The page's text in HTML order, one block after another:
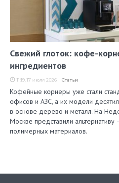
Свежий глоток: кофе-
ингредиентов
11:19, 17 июля 2026 Статьи
Кофейные корнеры уже стали
офисов и АЗС, а их модели
в основе дерево и металл. На
Москве представили
полимерных материалов.